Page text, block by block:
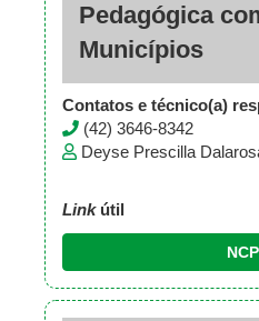
Pedagógica
Municípios
Contatos e técnico(a)
(42) 3646-8342
Deyse Prescilla
Linkútil